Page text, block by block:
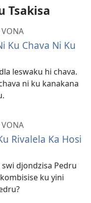
Tsakisa
VONA
Ku Chava Ni Ku
leswaku hi chava.
ni ku kanakana
VONA
Rivalela Ka Hosi
djondzisa Pedru
ku yini